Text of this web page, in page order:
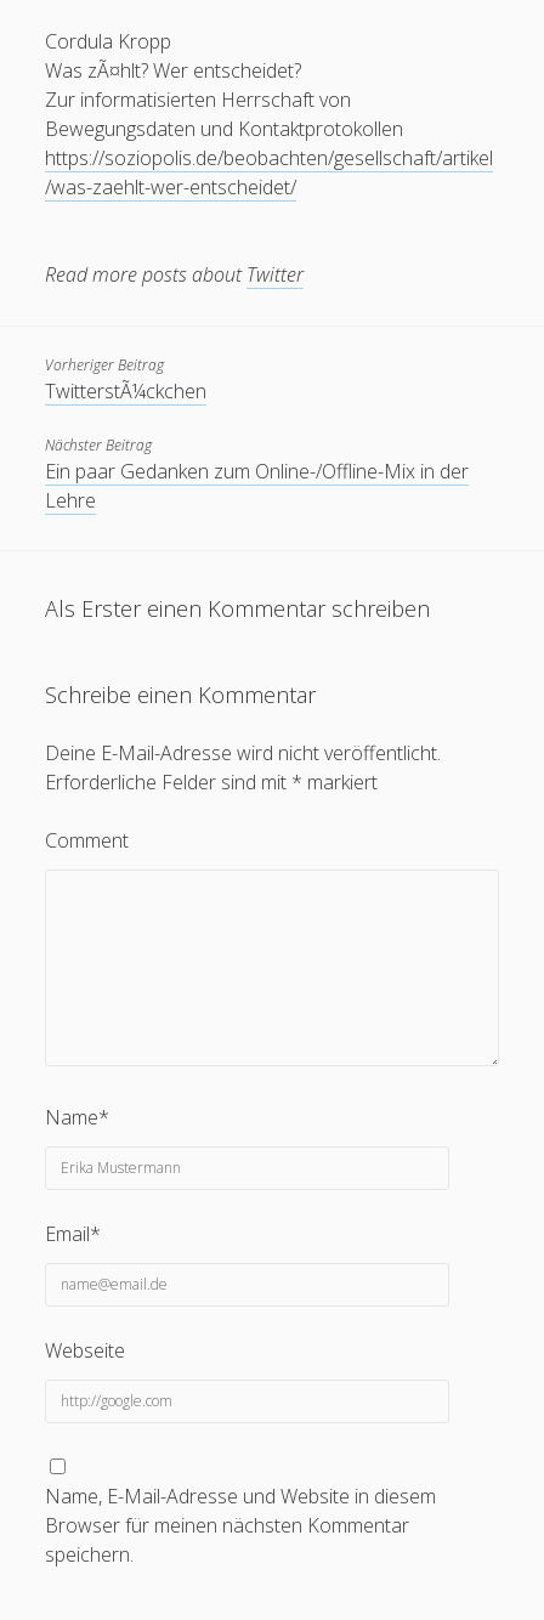
Cordula Kropp
Was zÃ¤hlt? Wer entscheidet?
Zur informatisierten Herrschaft von
Bewegungsdaten und Kontaktprotokollen
https://soziopolis.de/beobachten/gesellschaft/artikel
/was-zaehlt-wer-entscheidet/
Read more posts about Twitter
Vorheriger Beitrag
TwitterstÃ¼ckchen
Nächster Beitrag
Ein paar Gedanken zum Online-/Offline-Mix in der
Lehre
Als Erster einen Kommentar schreiben
Schreibe einen Kommentar
Deine E-Mail-Adresse wird nicht veröffentlicht.
Erforderliche Felder sind mit * markiert
Comment
Name*
Email*
Webseite
Name, E-Mail-Adresse und Website in diesem
Browser für meinen nächsten Kommentar
speichern.